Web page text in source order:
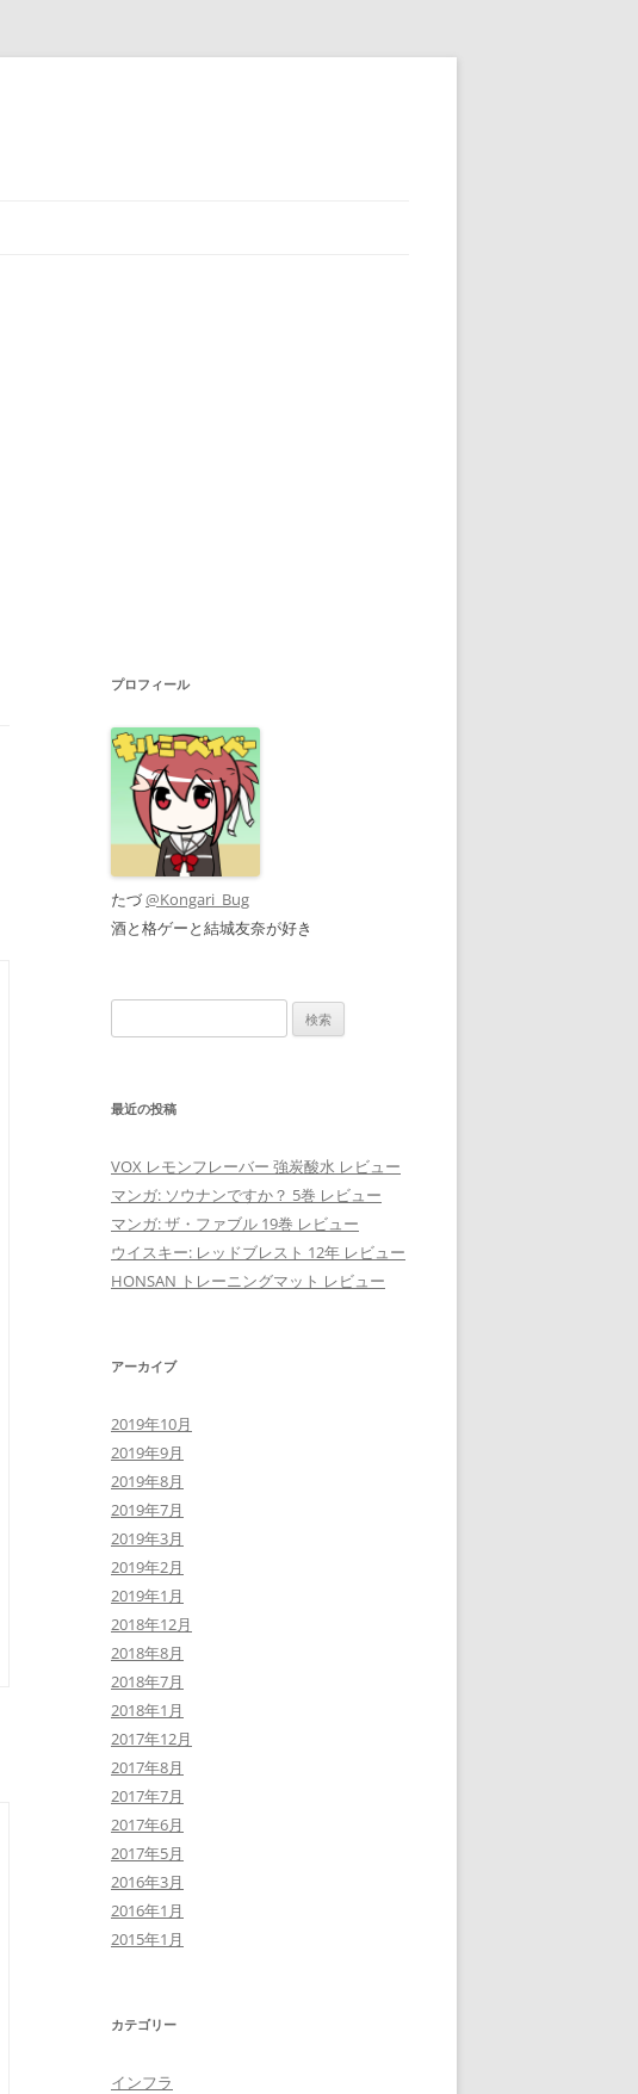
プロフィール
たづ@Kongari_Bug
酒と格ゲーと結城友奈が好き
索:
最近の投稿
VOX レモンフレーバー 強炭酸水 レビュー
マンガ: ソウナンですか？ 5巻 レビュー
マンガ: ザ・ファブル 19巻 レビュー
ウイスキー: レッドブレスト 12年 レビュー
HONSAN トレーニングマット レビュー
アーカイブ
2019年10月
2019年9月
2019年8月
2019年7月
2019年3月
2019年2月
2019年1月
2018年12月
2018年8月
2018年7月
2018年1月
2017年12月
2017年8月
2017年7月
2017年6月
2017年5月
2016年3月
2016年1月
2015年1月
カテゴリー
インフラ